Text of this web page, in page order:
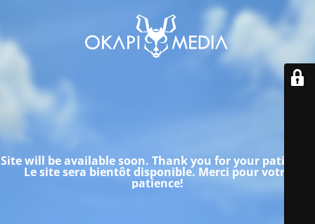
Site will be available soon. Thank you for your patience!
Le site sera bientôt disponible. Merci pour votre
patience!